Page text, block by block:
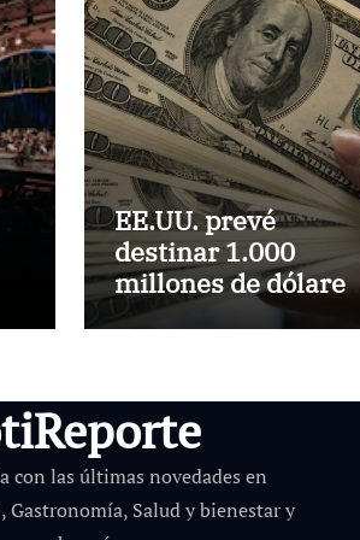
EE.UU. prevé
destinar 1.000
millones de dólares
a Colombia para un
con las últimas novedades en
Gastronomía, Salud y bienestar y